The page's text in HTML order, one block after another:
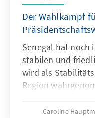
Der Wahlkampf
Senegal hat noch
stabilen und
wird als
Region
Sall ist seit 2012
Caroline